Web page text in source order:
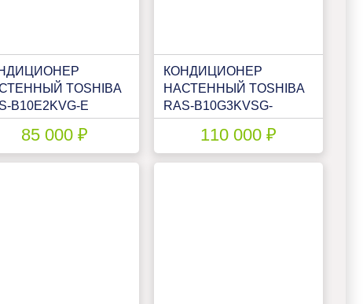
TOSHIBA
B10E2KVG-E
85 000 ₽
КОНДИЦИОНЕР
НАСТЕННЫЙ TOSHIBA
RAS-B10G3KVSG-
E/RAS-10J2AVSG-E1
110 000 ₽